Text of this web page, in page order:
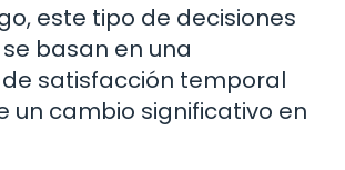
este tipo de decisiones
basan en una
satisfacción temporal
un cambio significativo en